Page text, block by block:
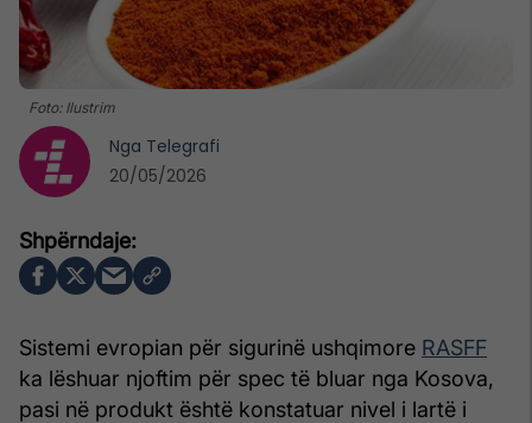
Foto: Ilustrim
Sistemi evropian për sigurinë ushqimore RASFF
ka lëshuar njoftim për spec të bluar nga Kosova,
pasi në produkt është konstatuar nivel i lartë i
Nga Telegrafi
20/05/2026